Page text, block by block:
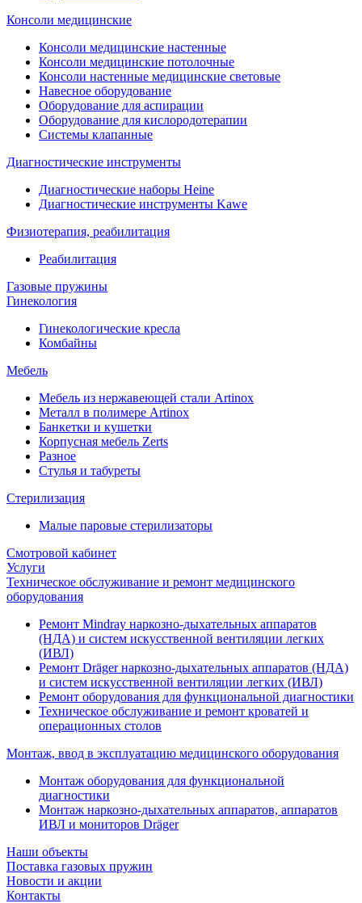
Консоли медицинские
Консоли медицинские настенные
Консоли медицинские потолочные
Консоли настенные медицинские световые
Навесное оборудование
Оборудование для аспирации
Оборудование для кислородотерапии
Системы клапанные
Диагностические инструменты
Диагностические наборы Heine
Диагностические инструменты Kawe
Физиотерапия, реабилитация
Реабилитация
Газовые пружины
Гинекология
Гинекологические кресла
Комбайны
Мебель
Мебель из нержавеющей стали Artinox
Металл в полимере Artinox
Банкетки и кушетки
Корпусная мебель Zerts
Разное
Стулья и табуреты
Стерилизация
Малые паровые стерилизаторы
Смотровой кабинет
Услуги
Техническое обслуживание и ремонт медицинского
оборудования
Ремонт Mindray наркозно-дыхательных аппаратов
(НДА) и систем искусственной вентиляции легких
(ИВЛ)
Ремонт Dräger наркозно-дыхательных аппаратов (НДА)
и систем искусственной вентиляции легких (ИВЛ)
Ремонт оборудования для функциональной диагностики
Техническое обслуживание и ремонт кроватей и
операционных столов
Монтаж, ввод в эксплуатацию медицинского оборудования
Монтаж оборудования для функциональной
диагностики
Монтаж наркозно-дыхательных аппаратов, аппаратов
ИВЛ и мониторов Dräger
Наши объекты
Поставка газовых пружин
Новости и акции
Контакты